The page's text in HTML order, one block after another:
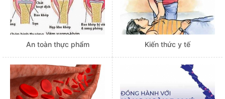
An toàn thực phẩm Kiến thức y tế